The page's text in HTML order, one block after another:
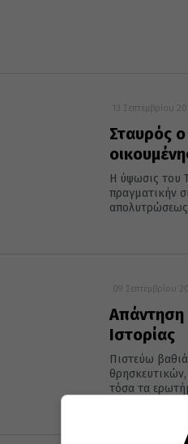
13 Σεπτεμβρίου
Σταυρός
Η ύψωσις του
πραγματικήν
απολυτρώσεως
09 Σεπτεμβρίου
Απάντηση
Ιστορίας
Πιστεύω
θρησκευτικών,
τόσα τα